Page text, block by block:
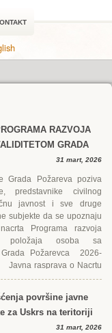
RAZVOJA
GRADA
31 mart, 2026
Grada Požareva poziva
predstavnike civilnog
javnost i sve druge
subjekte da se upoznaju
Programa razvoja
položaja osoba sa
Grada Požarevca 2026-
rasprava o Nacrtu
površine javne
za Uskrs na teritoriji
31 mart, 2026